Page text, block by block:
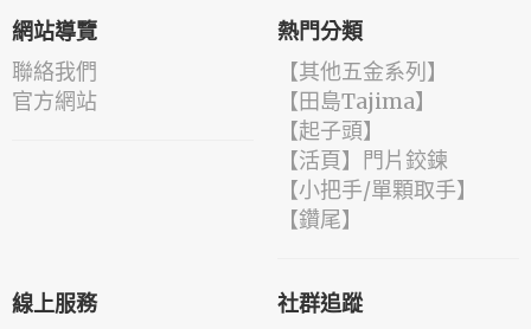
網站導覽
聯絡我們
官方網站
熱門分類
【其他五金系列】
【田島Tajima】
【起子頭】
【活頁】門片鉸鍊
【小把手/單顆取手】
【鑽尾】
線上服務 社群追蹤